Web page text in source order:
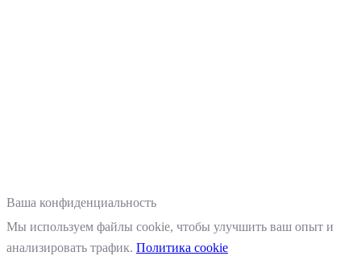
Ваша конфиденциальность
Мы используем файлы cookie, чтобы улучшить ваш опыт и
анализировать трафик. Политика cookie